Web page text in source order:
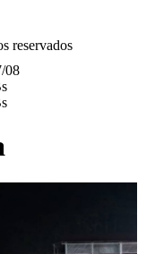
reservados
08